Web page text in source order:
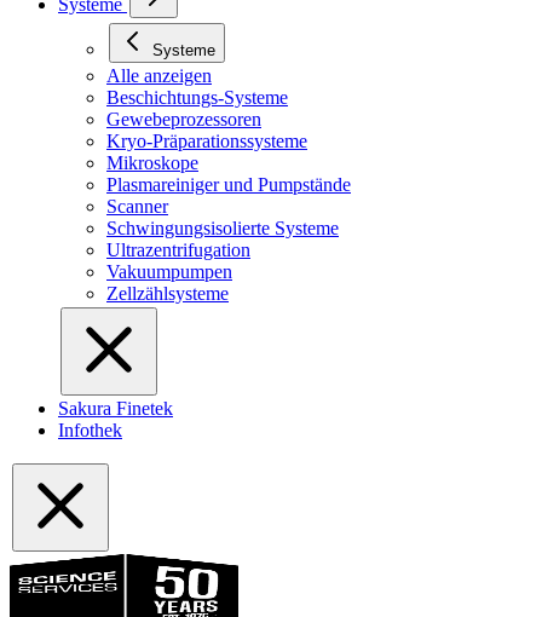
Systeme
Systeme
Alle anzeigen
Beschichtungs-Systeme
Gewebeprozessoren
Kryo-Präparationssysteme
Mikroskope
Plasmareiniger und Pumpstände
Scanner
Schwingungsisolierte Systeme
Ultrazentrifugation
Vakuumpumpen
Zellzählsysteme
Sakura Finetek
Infothek